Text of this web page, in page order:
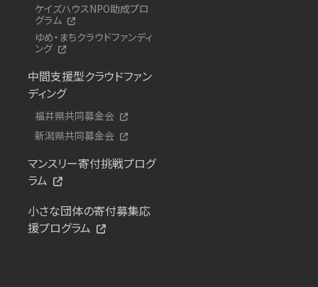
ケイズハウスNPO助成プロ
グラム
ゆめ・まちクラウドファンディ
ング
中間支援型クラウドファン
ディング
福井県共同募金会
新潟県共同募金会
マンスリー寄付挑戦プログ
ラム
小さな団体の寄付募集応
援プログラム